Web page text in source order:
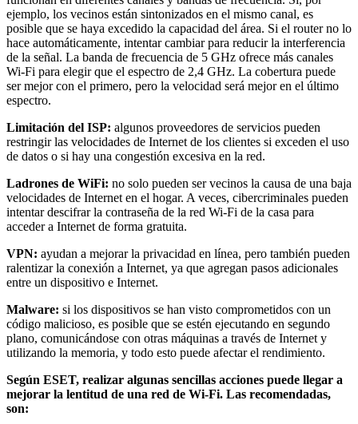
ejemplo, los vecinos están sintonizados en el mismo canal, es
posible que se haya excedido la capacidad del área. Si el router no lo
hace automáticamente, intentar cambiar para reducir la interferencia
de la señal. La banda de frecuencia de 5 GHz ofrece más canales
Wi-Fi para elegir que el espectro de 2,4 GHz. La cobertura puede
ser mejor con el primero, pero la velocidad será mejor en el último
espectro.
Limitación del ISP: algunos proveedores de servicios pueden
restringir las velocidades de Internet de los clientes si exceden el uso
de datos o si hay una congestión excesiva en la red.
Ladrones de WiFi: no solo pueden ser vecinos la causa de una baja
velocidades de Internet en el hogar. A veces, cibercriminales pueden
intentar descifrar la contraseña de la red Wi-Fi de la casa para
acceder a Internet de forma gratuita.
VPN: ayudan a mejorar la privacidad en línea, pero también pueden
ralentizar la conexión a Internet, ya que agregan pasos adicionales
entre un dispositivo e Internet.
Malware: si los dispositivos se han visto comprometidos con un
código malicioso, es posible que se estén ejecutando en segundo
plano, comunicándose con otras máquinas a través de Internet y
utilizando la memoria, y todo esto puede afectar el rendimiento.
Según ESET, realizar algunas sencillas acciones puede llegar a
mejorar la lentitud de una red de Wi-Fi. Las recomendadas,
son: